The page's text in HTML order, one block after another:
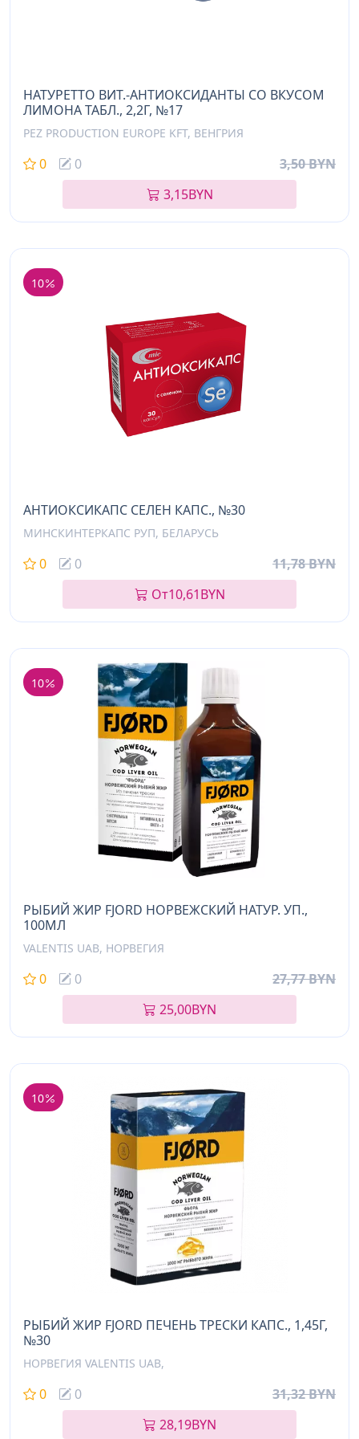
НАТУРЕТТО ВИТ.-АНТИОКСИДАНТЫ СО ВКУСОМ
ЛИМОНА ТАБЛ., 2,2Г, №17
PEZ PRODUCTION EUROPE KFT, ВЕНГРИЯ
0 0
3,50 BYN
3,15BYN
10
АНТИОКСИКАПС СЕЛЕН КАПС., №30
МИНСКИНТЕРКАПС РУП, БЕЛАРУСЬ
0 0
11,78 BYN
От10,61BYN
10
РЫБИЙ ЖИР FJORD НОРВЕЖСКИЙ НАТУР. УП.,
100МЛ
VALENTIS UAB, НОРВЕГИЯ
0 0
27,77 BYN
25,00BYN
10
РЫБИЙ ЖИР FJORD ПЕЧЕНЬ ТРЕСКИ КАПС., 1,45Г,
№30
НОРВЕГИЯ VALENTIS UAB,
0 0
31,32 BYN
28,19BYN